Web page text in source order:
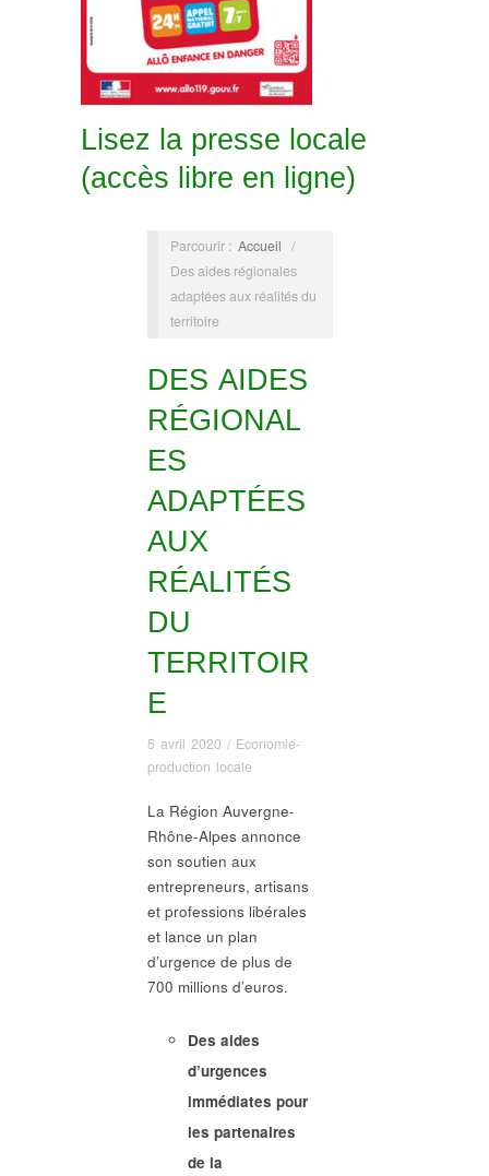
Lisez la presse locale
(accès libre en ligne)
Parcourir : Accueil /
Des aides régionales
adaptées aux réalités du
territoire
DES AIDES
RÉGIONAL
ES
ADAPTÉES
AUX
RÉALITÉS
DU
TERRITOIR
E
5 avril 2020 / Economie-
production locale
La Région Auvergne-
Rhône-Alpes annonce
son soutien aux
entrepreneurs, artisans
et professions libérales
et lance un plan
d’urgence de plus de
700 millions d’euros.
Des aides
d’urgences
immédiates pour
les partenaires
de la